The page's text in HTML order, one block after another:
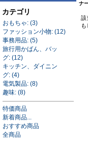
カテゴリ
おもちゃ: (3)
ファッション小物: (12)
事務用品: (5)
旅行用かばん、バッ
グ: (12)
キッチン、ダイニン
グ: (4)
電気製品: (8)
趣味: (8)
特価商品
新着商品...
おすすめ商品
全商品
ナ
該